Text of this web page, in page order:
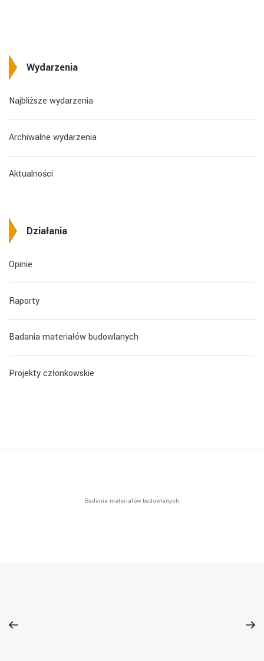
Wydarzenia
Najbliższe wydarzenia
Archiwalne wydarzenia
Aktualności
Działania
Opinie
Raporty
Badania materiałów budowlanych
Projekty członkowskie
Badania materiałów budowlanych